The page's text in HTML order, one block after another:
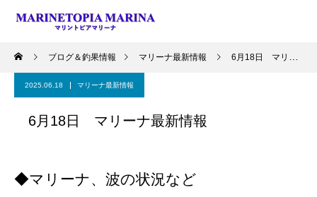
ブログ＆釣果情報 マリーナ最新情報 6月18日 マリーナ最新情報
2025.06.18 マリーナ最新情報
6月18日 マリーナ最新情報
◆マリーナ、波の状況など